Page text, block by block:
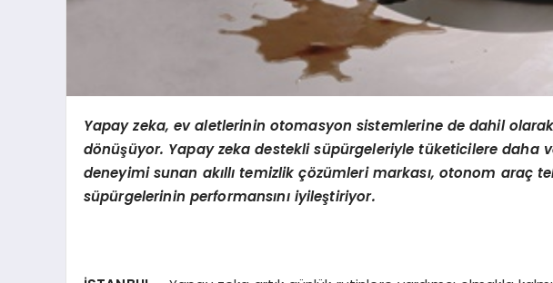
Yapay zeka, ev aletlerinin otomasyon sistemlerine de dahil
dönüşüyor. Yapay zeka destekli süpürgeleriyle tüketicilere daha
deneyimi sunan akıllı temizlik çözümleri markası, otonom araç
süpürgelerinin performansını iyileştiriyor.